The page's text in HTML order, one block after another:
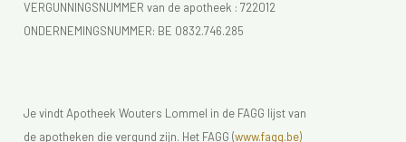
VERGUNNINGSNUMMER van de apotheek : 722012
ONDERNEMINGSNUMMER: BE 0832.746.285
Je vindt Apotheek Wouters Lommel in de FAGG lijst van
de apotheken die vergund zijn. Het FAGG (www.fagg.be)